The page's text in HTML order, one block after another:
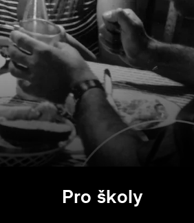
Pro školy